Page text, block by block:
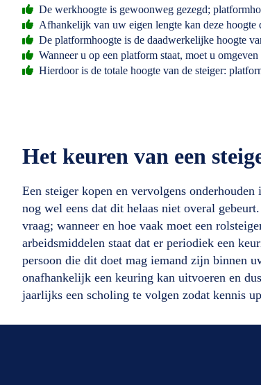
De werkhoogte is gewoonweg gezegd;
Afhankelijk van uw eigen lengte kan deze hoogte
De platformhoogte is de daadwerkelijke hoogte
Wanneer u op een platform staat, moet u
Hierdoor is de totale hoogte van de steiger:
Het keuren van een
Een steiger kopen en vervolgens
nog wel eens dat dit helaas niet overal
vraag; wanneer en hoe vaak moet een
arbeidsmiddelen staat dat er periodiek een
persoon die dit doet mag iemand zijn binnen
onafhankelijk een keuring kan uitvoeren en
jaarlijks een scholing te volgen zodat kennis